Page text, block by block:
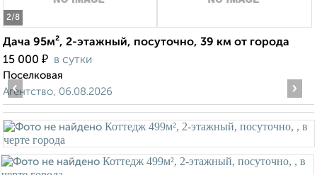
2/8
Дача 95м², 2-этажный, посуточно, 39 км от города
15 000 ₽ в сутки
Поселковая
Агентство, 06.08.2026
‹ ›